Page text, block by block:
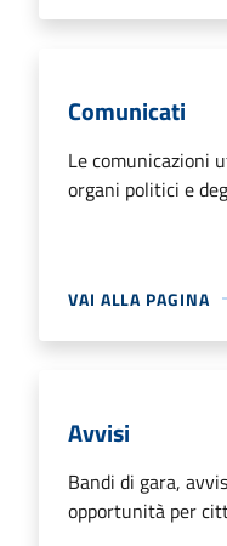
Comunicati
Le comunicazioni
organi politici e
VAI ALLA PAGINA
Avvisi
Bandi di gara,
opportunità per